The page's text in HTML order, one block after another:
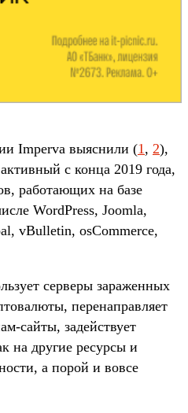
Imperva выяснили (1 , 2),
с конца 2019 года,
работающих на базе
WordPress, Joomla,
vBulletin, osCommerce,
серверы зараженных
перенаправляет
сайты, задействует
на другие ресурсы и
а порой и вовсе